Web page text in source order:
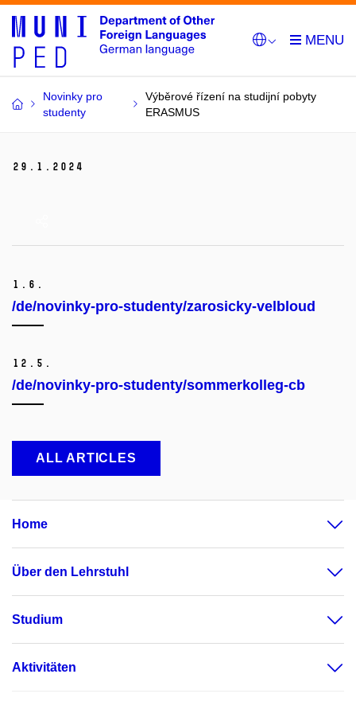
Novinky pro
studenty
Výběrové řízení na studijní pobyty
ERASMUS
29. 1. 2024
1. 6.
/de/novinky-pro-studenty/zarosicky-velbloud
12. 5.
/de/novinky-pro-studenty/sommerkolleg-cb
ALL ARTICLES
Home
Über den Lehrstuhl
Studium
Aktivitäten